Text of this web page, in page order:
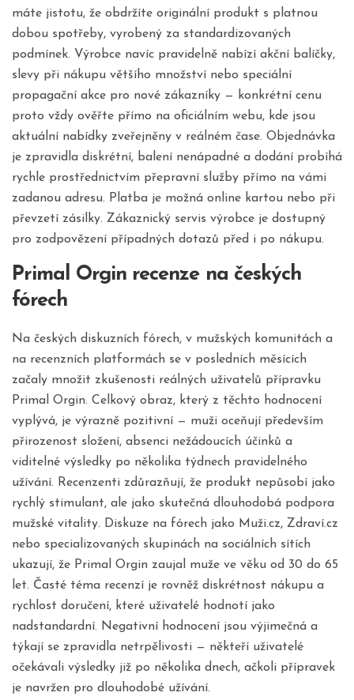
máte jistotu, že obdržíte originální produkt s platnou
dobou spotřeby, vyrobený za standardizovaných
podmínek. Výrobce navíc pravidelně nabízí akční balíčky,
slevy při nákupu většího množství nebo speciální
propagační akce pro nové zákazníky — konkrétní cenu
proto vždy ověřte přímo na oficiálním webu, kde jsou
aktuální nabídky zveřejněny v reálném čase. Objednávka
je zpravidla diskrétní, balení nenápadné a dodání probíhá
rychle prostřednictvím přepravní služby přímo na vámi
zadanou adresu. Platba je možná online kartou nebo při
převzetí zásilky. Zákaznický servis výrobce je dostupný
pro zodpovězení případných dotazů před i po nákupu.
Primal Orgin recenze na českých
fórech
Na českých diskuzních fórech, v mužských komunitách a
na recenzních platformách se v posledních měsících
začaly množit zkušenosti reálných uživatelů přípravku
Primal Orgin. Celkový obraz, který z těchto hodnocení
vyplývá, je výrazně pozitivní — muži oceňují především
přirozenost složení, absenci nežádoucích účinků a
viditelné výsledky po několika týdnech pravidelného
užívání. Recenzenti zdůrazňují, že produkt nepůsobí jako
rychlý stimulant, ale jako skutečná dlouhodobá podpora
mužské vitality. Diskuze na fórech jako Muži.cz, Zdraví.cz
nebo specializovaných skupinách na sociálních sítích
ukazují, že Primal Orgin zaujal muže ve věku od 30 do 65
let. Časté téma recenzí je rovněž diskrétnost nákupu a
rychlost doručení, které uživatelé hodnotí jako
nadstandardní. Negativní hodnocení jsou výjimečná a
týkají se zpravidla netrpělivosti — někteří uživatelé
očekávali výsledky již po několika dnech, ačkoli přípravek
je navržen pro dlouhodobé užívání.